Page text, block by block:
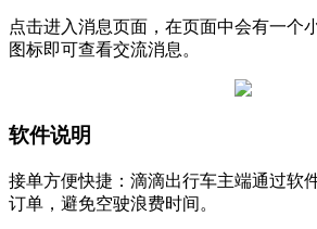
点击进入消息页面，在页面中会有一个
图标即可查看交流消息。
软件说明
接单方便快捷：滴滴出行车主端通过软
订单，避免空驶浪费时间。